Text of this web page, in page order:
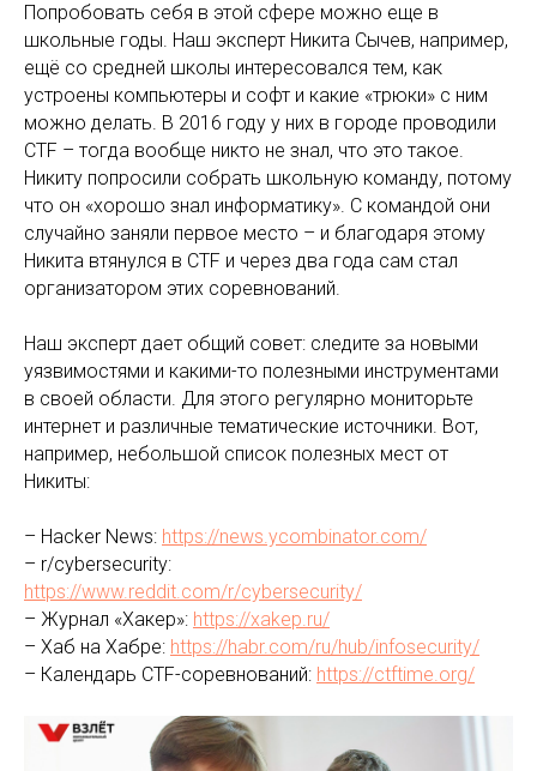
Попробовать себя в этой сфере можно еще в
школьные годы. Наш эксперт Никита Сычев, например,
ещё со средней школы интересовался тем, как
устроены компьютеры и софт и какие «трюки» с ним
можно делать. В 2016 году у них в городе проводили
CTF – тогда вообще никто не знал, что это такое.
Никиту попросили собрать школьную команду, потому
что он «хорошо знал информатику». С командой они
случайно заняли первое место – и благодаря этому
Никита втянулся в CTF и через два года сам стал
организатором этих соревнований.
Наш эксперт дает общий совет: следите за новыми
уязвимостями и какими-то полезными инструментами
в своей области. Для этого регулярно мониторьте
интернет и различные тематические источники. Вот,
например, небольшой список полезных мест от
Никиты:
– Hacker News: https://news.ycombinator.com/
– r/cybersecurity:
https://www.reddit.com/r/cybersecurity/
– Журнал «Хакер»: https://xakep.ru/
– Хаб на Хабре: https://habr.com/ru/hub/infosecurity/
– Календарь CTF-соревнований: https://ctftime.org/